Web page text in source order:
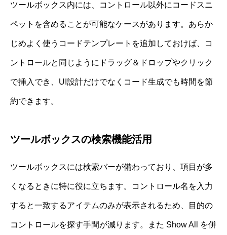
ツールボックス内には、コントロール以外にコードスニ
ペットを含めることが可能なケースがあります。あらか
じめよく使うコードテンプレートを追加しておけば、コ
ントロールと同じようにドラッグ＆ドロップやクリック
で挿入でき、UI設計だけでなくコード生成でも時間を節
約できます。
ツールボックスの検索機能活用
ツールボックスには検索バーが備わっており、項目が多
くなるときに特に役に立ちます。コントロール名を入力
すると一致するアイテムのみが表示されるため、目的の
コントロールを探す手間が減ります。また Show All を併